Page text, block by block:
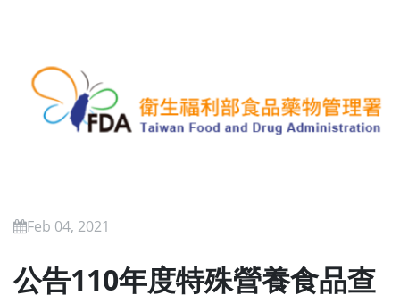
Feb 04, 2021
公告110年度特殊營養食品查